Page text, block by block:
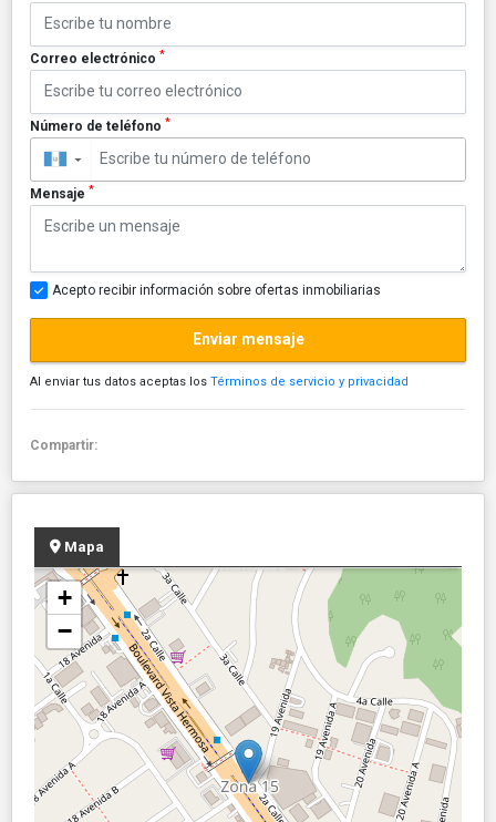
Correo electrónico *
Número de teléfono *
▼
Mensaje *
Acepto recibir información sobre ofertas inmobiliarias
Enviar mensaje
Al enviar tus datos aceptas los Términos de servicio y privacidad
Compartir:
Mapa
+
−